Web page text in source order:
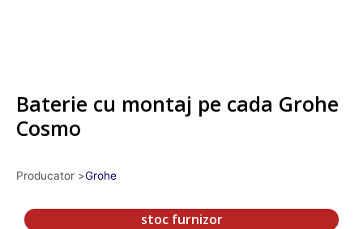
Baterie cu montaj pe cada Grohe
Cosmo
Producator >Grohe
stoc furnizor